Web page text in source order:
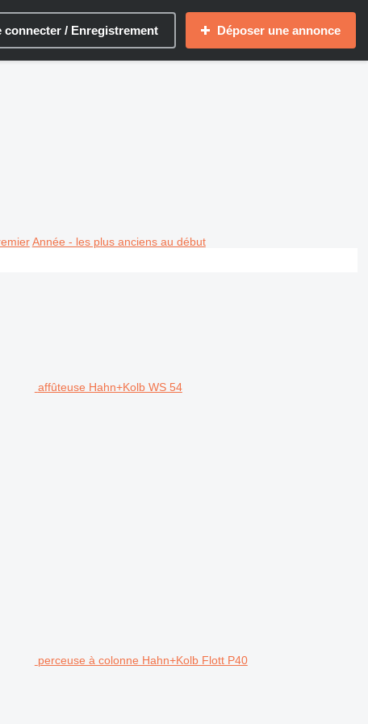
connecter / Enregistrement Déposer une annonce
Année - les plus anciens au début
affûteuse Hahn+Kolb WS 54
perceuse à colonne Hahn+Kolb Flott P40